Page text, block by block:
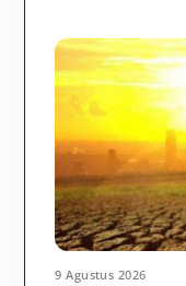
9 Agustus 2026